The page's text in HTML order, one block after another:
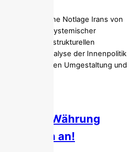
wirtschaftliche Notlage Irans von
als Folge systemischer
Starrheit und strukturellen
Eine Analyse der Innenpolitik
sozialen Umgestaltung und
streikt: Währung
halten an!